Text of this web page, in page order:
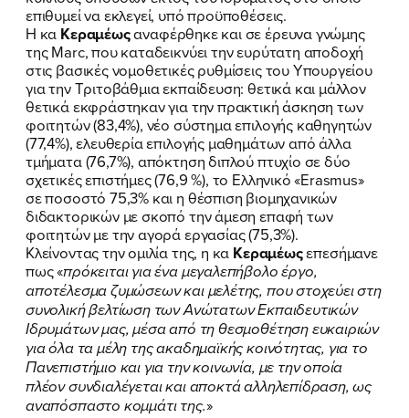
επιθυμεί να εκλεγεί, υπό προϋποθέσεις.
Η κα Κεραμέωςαναφέρθηκε και σε έρευνα γνώμης
της Marc, που καταδεικνύει την ευρύτατη αποδοχή
στις βασικές νομοθετικές ρυθμίσεις του Υπουργείου
για την Τριτοβάθμια εκπαίδευση: θετικά και μάλλον
θετικά εκφράστηκαν για την πρακτική άσκηση των
φοιτητών (83,4%), νέο σύστημα επιλογής καθηγητών
(77,4%), ελευθερία επιλογής μαθημάτων από άλλα
τμήματα (76,7%), απόκτηση διπλού πτυχίο σε δύο
σχετικές επιστήμες (76,9 %), το Ελληνικό «Erasmus»
σε ποσοστό 75,3% και η θέσπιση βιομηχανικών
διδακτορικών με σκοπό την άμεση επαφή των
φοιτητών με την αγορά εργασίας (75,3%).
Κλείνοντας την ομιλία της, η κα Κεραμέωςεπεσήμανε
πως «πρόκειται για ένα μεγαλεπήβολο έργο,
αποτέλεσμα ζυμώσεων και μελέτης, που στοχεύει στη
συνολική βελτίωση των Ανώτατων Εκπαιδευτικών
Ιδρυμάτων μας, μέσα από τη θεσμοθέτηση ευκαιριών
για όλα τα μέλη της ακαδημαϊκής κοινότητας, για το
Πανεπιστήμιο και για την κοινωνία, με την οποία
πλέον συνδιαλέγεται και αποκτά αλληλεπίδραση, ως
αναπόσπαστο κομμάτι της.»